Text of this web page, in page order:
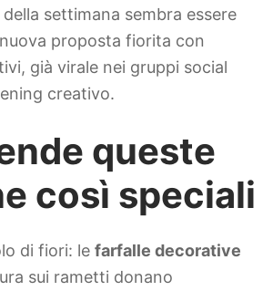
settimana sembra essere
proposta fiorita con
già virale nei gruppi social
creativo.
queste
così speciali
di fiori: le farfalle decorative
sui rametti donano